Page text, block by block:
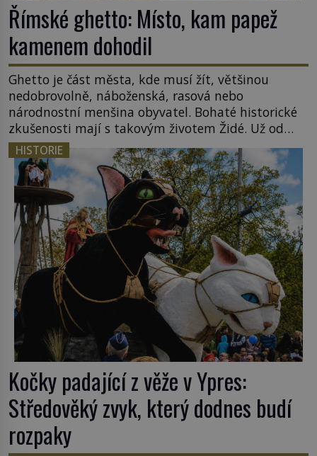
Římské ghetto: Místo, kam papež
kamenem dohodil
Ghetto je část města, kde musí žít, většinou
nedobrovolně, náboženská, rasová nebo
národnostní menšina obyvatel. Bohaté historické
zkušenosti mají s takovým životem Židé. Už od
středověku jsou totiž v každou chvíli nuceni v
nějakém žít. Mezi ty nejslavnější patří i římské
ghetto založené v roce 1555. Pokud jde o vztah
k Židům, nemá se Řím čím chlubit. […]
HISTORIE
Kočky padající z věže v Ypres:
Středověký zvyk, který dodnes budí
rozpaky